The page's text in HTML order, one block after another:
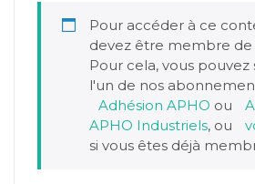
Pour accéder à ce
devez être membre de
Pour cela, vous pouvez
l'un de nos
Adhésion APHO ou
APHO Industriels, ou
si vous êtes déjà